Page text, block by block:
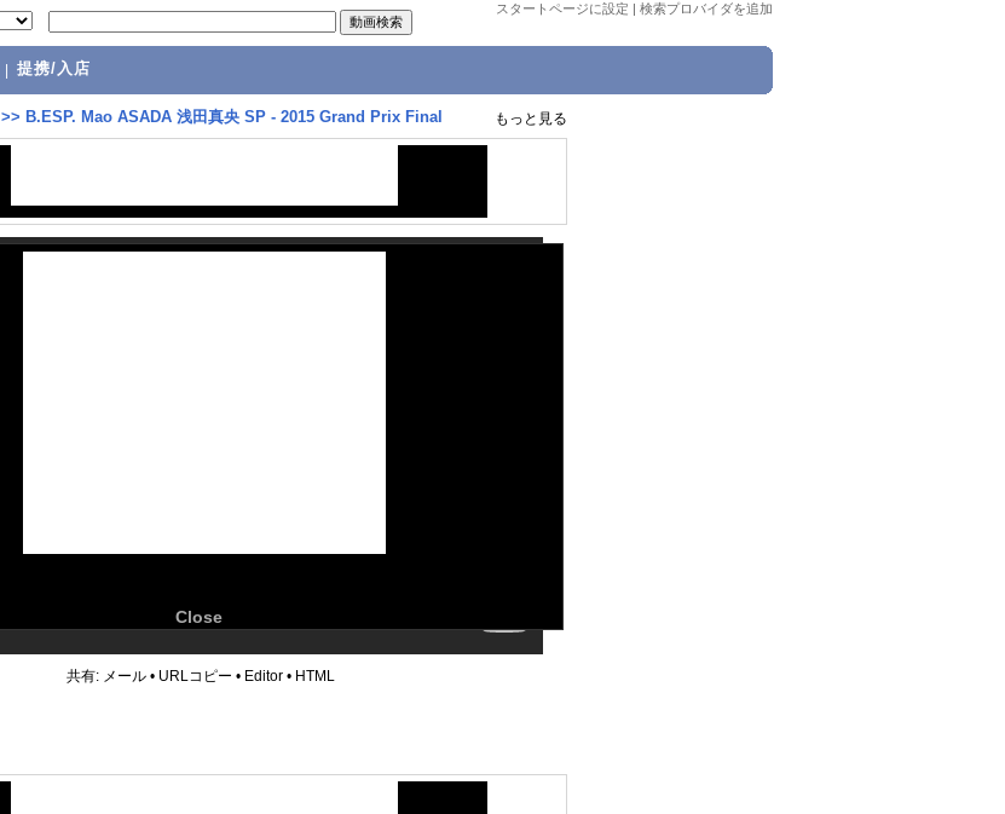
スタートページに設定 | 検索プロバイダを追加
提携/入店
>> B.ESP. Mao ASADA 浅田真央 SP - 2015 Grand Prix Final もっと見る
Close
共有: メール • URLコピー • Editor • HTML